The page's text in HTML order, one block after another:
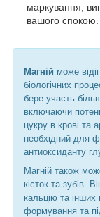
маркування,
вашого спокою.
Магній може
біологічних
бере участь
включаючи
цукру в крові та
необхідний для
антиоксиданту
Магній також
кісток та зубів.
кальцію та інших
формування та